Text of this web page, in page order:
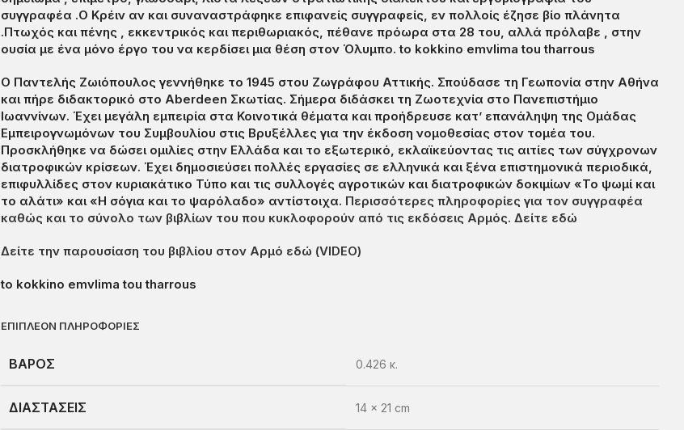
συγγραφέα .Ο Κρέιν αν και συναναστράφηκε επιφανείς συγγραφείς, εν πολλοίς έζησε βίο πλάνητα
.Πτωχός και πένης , εκκεντρικός και περιθωριακός, πέθανε πρόωρα στα 28 του, αλλά πρόλαβε , στην
ουσία με ένα μόνο έργο του να κερδίσει μια θέση στον Όλυμπο. to kokkino emvlima tou tharrous
O Παντελής Ζωιόπουλος γεννήθηκε το 1945 στου Ζωγράφου Αττικής. Σπούδασε τη Γεωπονία στην Αθήνα
και πήρε διδακτορικό στο Aberdeen Σκωτίας. Σήμερα διδάσκει τη Ζωοτεχνία στο Πανεπιστήμιο
Ιωαννίνων. Έχει μεγάλη εμπειρία στα Κοινοτικά θέματα και προήδρευσε κατ’ επανάληψη της Ομάδας
Εμπειρογνωμόνων του Συμβουλίου στις Βρυξέλλες για την έκδοση νομοθεσίας στον τομέα του.
Προσκλήθηκε να δώσει ομιλίες στην Ελλάδα και το εξωτερικό, εκλαϊκεύοντας τις αιτίες των σύγχρονων
διατροφικών κρίσεων. Έχει δημοσιεύσει πολλές εργασίες σε ελληνικά και ξένα επιστημονικά περιοδικά,
επιφυλλίδες στον κυριακάτικο Τύπο και τις συλλογές αγροτικών και διατροφικών δοκιμίων «Το ψωμί και
το αλάτι» και «Η σόγια και το ψαρόλαδο» αντίστοιχα. Περισσότερες πληροφορίες για τον συγγραφέα
καθώς και το σύνολο των βιβλίων του που κυκλοφορούν από τις εκδόσεις Αρμός. Δείτε εδώ
Δείτε την παρουσίαση του βιβλίου στον Αρμό εδώ (VIDEO)
to kokkino emvlima tou tharrous
ΕΠΙΠΛΈΟΝ ΠΛΗΡΟΦΟΡΊΕΣ
ΒΆΡΟΣ 0.426 κ.
ΔΙΑΣΤΆΣΕΙΣ 14 × 21 cm